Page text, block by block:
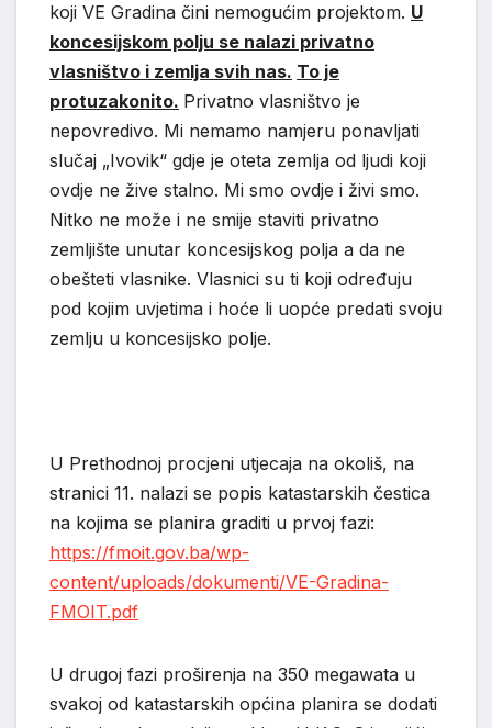
koji VE Gradina čini nemogućim projektom. U
koncesijskom polju se nalazi privatno
vlasništvo i zemlja svih nas. To je
protuzakonito. Privatno vlasništvo je
nepovredivo. Mi nemamo namjeru ponavljati
slučaj „Ivovik“ gdje je oteta zemlja od ljudi koji
ovdje ne žive stalno. Mi smo ovdje i živi smo.
Nitko ne može i ne smije staviti privatno
zemljište unutar koncesijskog polja a da ne
obešteti vlasnike. Vlasnici su ti koji određuju
pod kojim uvjetima i hoće li uopće predati svoju
zemlju u koncesijsko polje.
U Prethodnoj procjeni utjecaja na okoliš, na
stranici 11. nalazi se popis katastarskih čestica
na kojima se planira graditi u prvoj fazi:
https://fmoit.gov.ba/wp-
content/uploads/dokumenti/VE-Gradina-
FMOIT.pdf
U drugoj fazi proširenja na 350 megawata u
svakoj od katastarskih općina planira se dodati